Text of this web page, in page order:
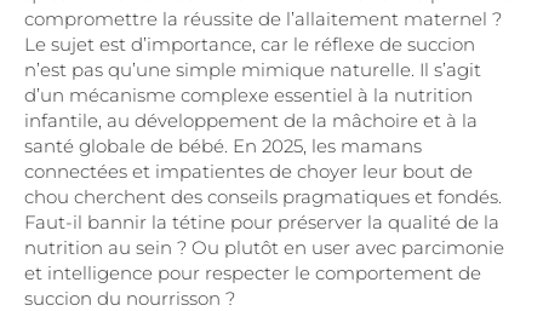
compromettre la réussite de l’allaitement maternel ?
Le sujet est d’importance, car le réflexe de succion
n’est pas qu’une simple mimique naturelle. Il s’agit
d’un mécanisme complexe essentiel à la nutrition
infantile, au développement de la mâchoire et à la
santé globale de bébé. En 2025, les mamans
connectées et impatientes de choyer leur bout de
chou cherchent des conseils pragmatiques et fondés.
Faut-il bannir la tétine pour préserver la qualité de la
nutrition au sein ? Ou plutôt en user avec parcimonie
et intelligence pour respecter le comportement de
succion du nourrisson ?